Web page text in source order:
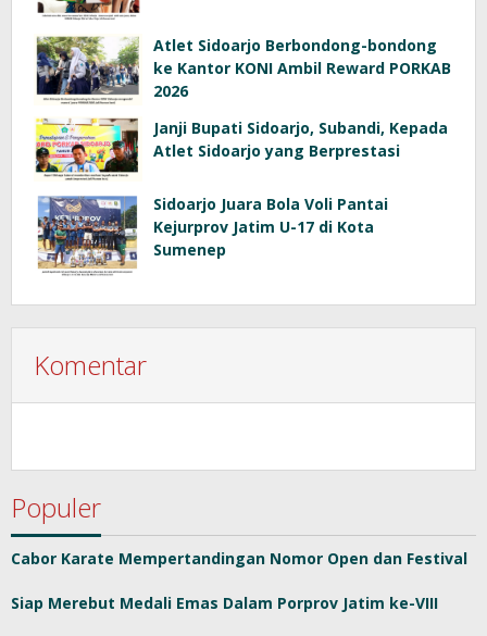
Atlet Sidoarjo Berbondong-bondong
ke Kantor KONI Ambil Reward PORKAB
2026
Janji Bupati Sidoarjo, Subandi, Kepada
Atlet Sidoarjo yang Berprestasi
Sidoarjo Juara Bola Voli Pantai
Kejurprov Jatim U-17 di Kota
Sumenep
Komentar
Populer
Cabor Karate Mempertandingan Nomor Open dan Festival
Siap Merebut Medali Emas Dalam Porprov Jatim ke-VIII